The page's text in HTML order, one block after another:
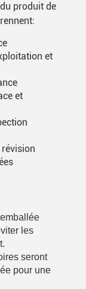
produit de
et
et
les
seront
pour une